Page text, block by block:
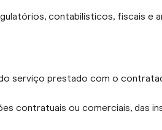
contabilísticos, fiscais e
serviço prestado com o
contratuais ou comerciais, das